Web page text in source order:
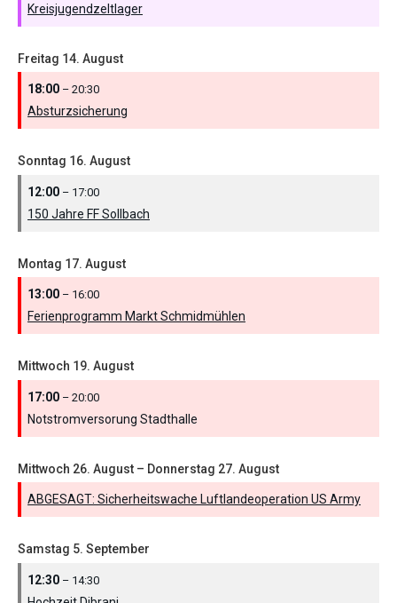
Kreisjugendzeltlager
Freitag 14. August
18:00 – 20:30
Absturzsicherung
Sonntag 16. August
12:00 – 17:00
150 Jahre FF Sollbach
Montag 17. August
13:00 – 16:00
Ferienprogramm Markt Schmidmühlen
Mittwoch 19. August
17:00 – 20:00
Notstromversorung Stadthalle
Mittwoch 26. August – Donnerstag 27. August
ABGESAGT: Sicherheitswache Luftlandeoperation US Army
Samstag 5. September
12:30 – 14:30